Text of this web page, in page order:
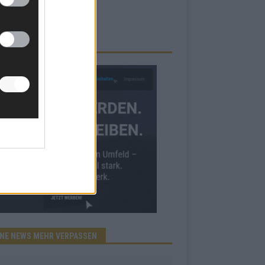
BEI UNS!
NEWS MEHR VERPASSEN